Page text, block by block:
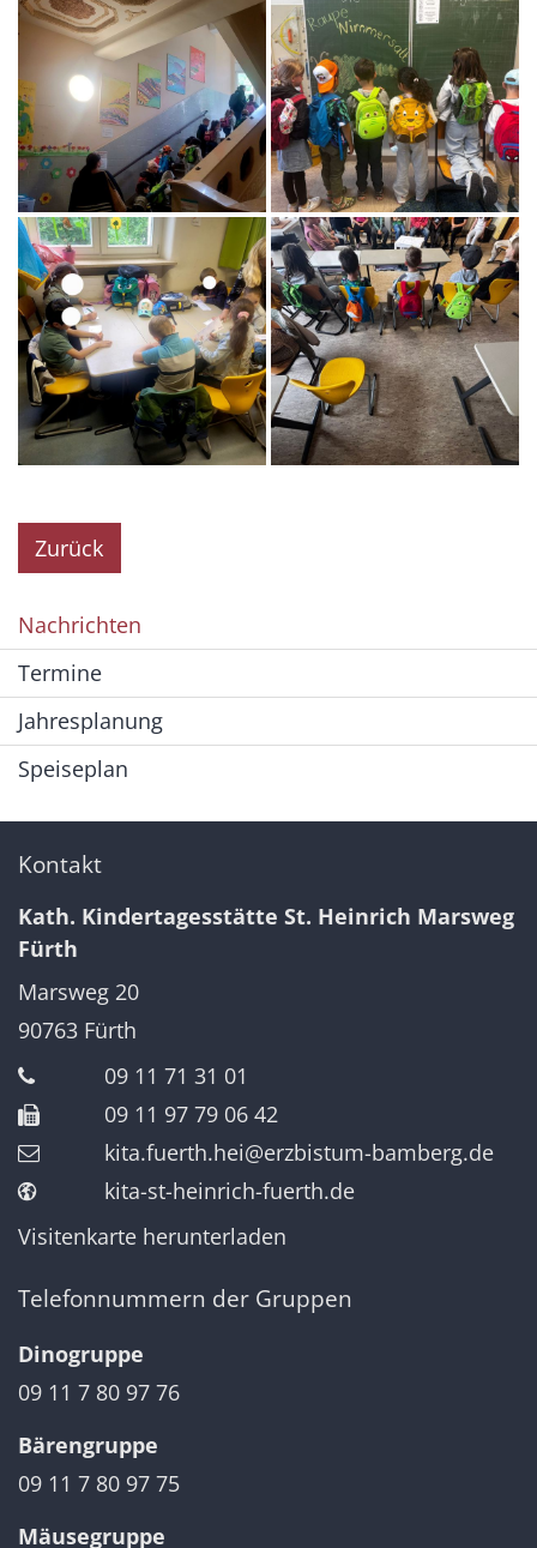
Zurück
Nachrichten
Termine
Jahresplanung
Speiseplan
Kontakt
Kath. Kindertagesstätte St. Heinrich Marsweg
Fürth
Marsweg 20
90763 Fürth
09 11 71 31 01
09 11 97 79 06 42
kita.fuerth.hei@erzbistum-bamberg.de
kita-st-heinrich-fuerth.de
Visitenkarte herunterladen
Telefonnummern der Gruppen
Dinogruppe
09 11 7 80 97 76
Bärengruppe
09 11 7 80 97 75
Mäusegruppe